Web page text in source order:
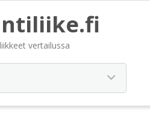
vertailussa